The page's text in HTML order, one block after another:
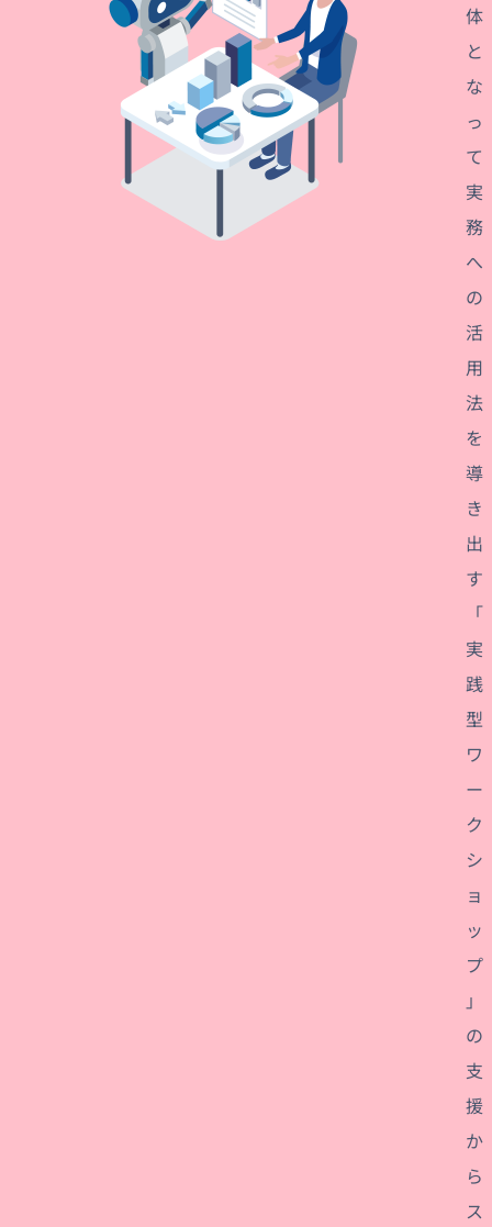
体
と
な
っ
て
実
務
へ
の
活
用
法
を
導
き
出
す
「
実
践
型
ワ
ー
ク
シ
ョ
ッ
プ
」
の
支
援
か
ら
ス